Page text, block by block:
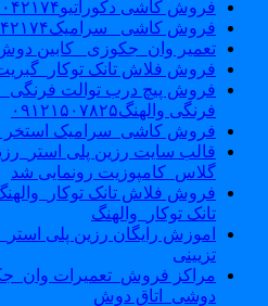
فروش کاشی دکوراتیو۸۸۰۴۲۱۷۴_فروش کاشی بین کابینتی
فروش کاشی _سرامیک۸۸۰۴۲۱۷۴
تعمیر وان_جکوزی_ کابین دوش۸۸۰۴۲۱۷۴
فروش فلاش تانک توکار_گبریت۸۸۰۴۲۱۷۴
فروش پیچ درب توالت
فرنگی والهنگ۰۹۱۲۱۵۰۷۸۲۵
فروش کاشی_سرامیک استخر
قالب سایت رزین پلی استر_رزین
گلاس_کامپوزیت رونمایی شد
فروش فلاش تانک
تانک توکار_والهنگ
اموزش رایگان رزین پلی
تزیینی
مراکز فروش_تعمیرات
دوشی_اتاق دوش